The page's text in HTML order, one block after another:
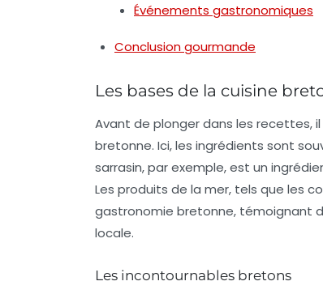
Événements gastronomiques
Conclusion gourmande
Les bases de la cuisine
Avant de plonger dans les recettes,
bretonne. Ici, les ingrédients sont
sarrasin, par exemple, est un
Les produits de la mer, tels que les
gastronomie bretonne, témoignant
locale.
Les incontournables bretons